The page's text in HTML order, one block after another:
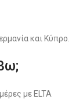
και Κύπρο.
με ELTA